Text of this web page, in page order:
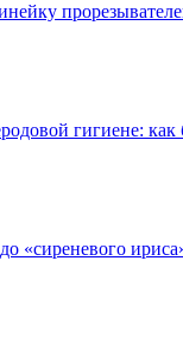
гигиене:
«сиреневого